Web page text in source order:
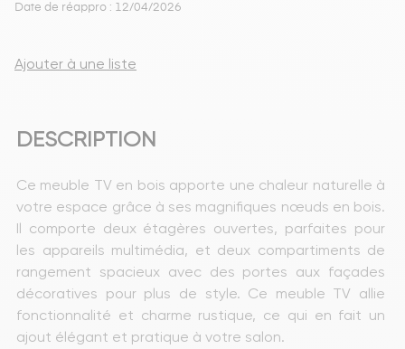
Date de réappro : 12/04/2026
Ajouter à une liste
DESCRIPTION
Ce meuble TV en bois apporte une chaleur naturelle à
votre espace grâce à ses magnifiques nœuds en bois.
Il comporte deux étagères ouvertes, parfaites pour
les appareils multimédia, et deux compartiments de
rangement spacieux avec des portes aux façades
décoratives pour plus de style. Ce meuble TV allie
fonctionnalité et charme rustique, ce qui en fait un
ajout élégant et pratique à votre salon.